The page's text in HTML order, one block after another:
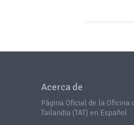
Acerca de
Página Oficial de la Oficina
Tailandia (TAT) en Español